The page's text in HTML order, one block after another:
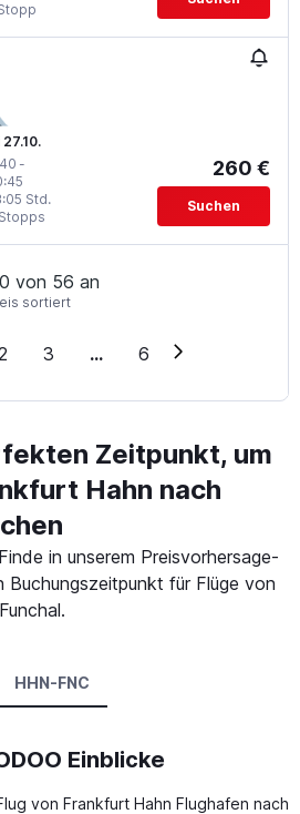
27.10.
-
Std.
260 €
Suchen
von 56 an
sortiert
3 ... 6
Zeitpunkt, um
Hahn nach
in unserem Preisvorhersage-
Buchungszeitpunkt für Flüge von
HHN-FNC
Einblicke
von Frankfurt Hahn Flughafen nach